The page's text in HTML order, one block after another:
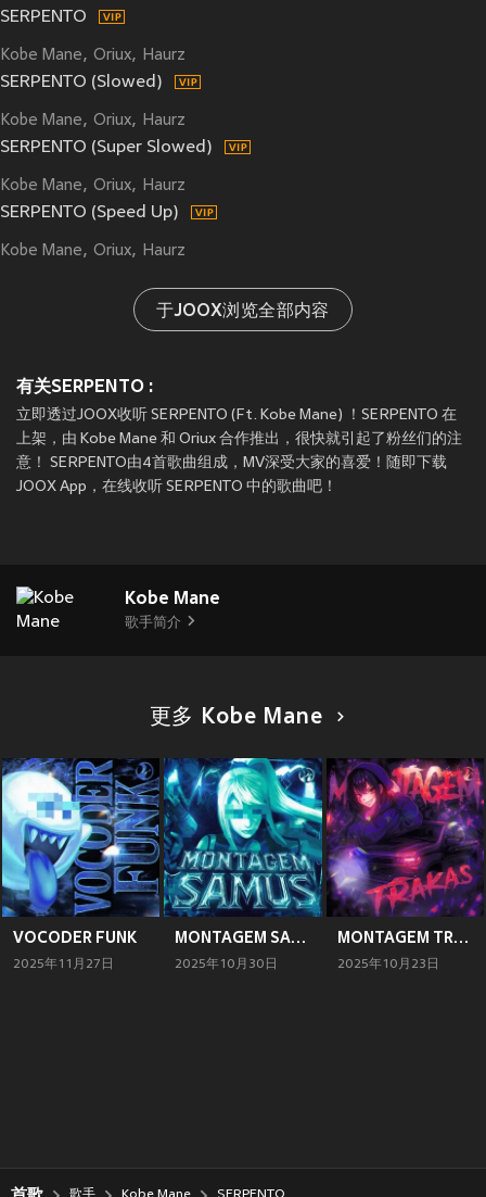
SERPENTO
Kobe Mane Oriux Haurz
SERPENTO (Slowed)
Kobe Mane Oriux Haurz
SERPENTO (Super Slowed)
Kobe Mane Oriux Haurz
SERPENTO (Speed Up)
Kobe Mane Oriux Haurz
于JOOX浏览全部内容
有关SERPENTO :
立即透过JOOX收听 SERPENTO (Ft. Kobe Mane) ！SERPENTO 在
上架，由 Kobe Mane 和 Oriux 合作推出，很快就引起了粉丝们的注
意！ SERPENTO由4首歌曲组成，MV深受大家的喜爱！随即下载
JOOX App，在线收听 SERPENTO 中的歌曲吧！
Kobe Mane
歌手简介
更多 Kobe Mane
VOCODER FUNK
2025年11月27日
MONTAGEM SAMUS
2025年10月30日
MONTAGEM TRAKAS
2025年10月23日